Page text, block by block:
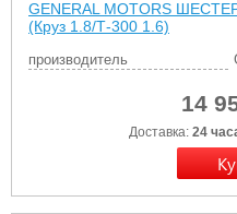
GENERAL MOTORS
(Круз 1.8/Т-300 1.6)
производитель
14
Доставка: 24